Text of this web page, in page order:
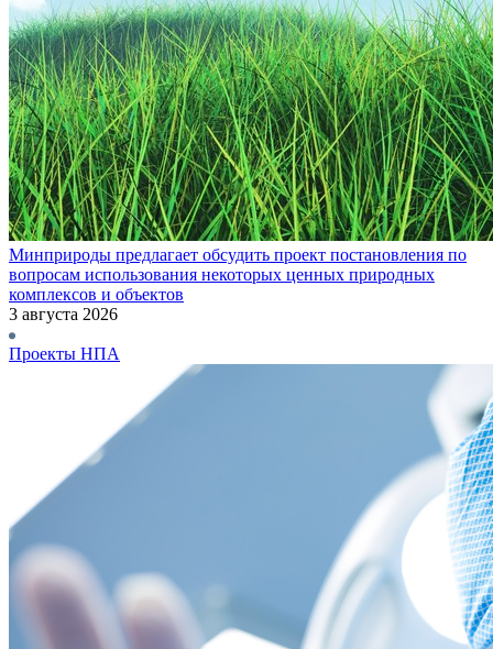
Минприроды предлагает обсудить проект постановления по
вопросам использования некоторых ценных природных
комплексов и объектов
3 августа 2026
Проекты НПА